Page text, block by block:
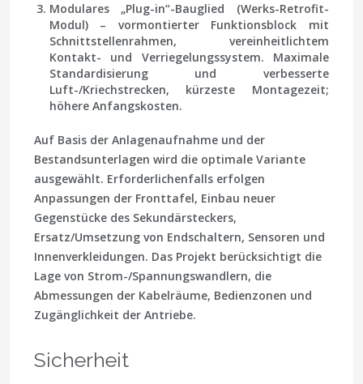
Modulares „Plug-in“-Bauglied (Werks-Retrofit-
Modul)– vormontierter Funktionsblock mit
Schnittstellenrahmen, vereinheitlichtem
Kontakt- und Verriegelungssystem. Maximale
Standardisierung und verbesserte
Luft-/Kriechstrecken, kürzeste Montagezeit;
höhere Anfangskosten.
Auf Basis der Anlagenaufnahme und der
Bestandsunterlagen wird die optimale Variante
ausgewählt. Erforderlichenfalls erfolgen
Anpassungen der Fronttafel, Einbau neuer
Gegenstücke des Sekundärsteckers,
Ersatz/Umsetzung von Endschaltern, Sensoren und
Innenverkleidungen. Das Projekt berücksichtigt die
Lage von Strom-/Spannungswandlern, die
Abmessungen der Kabelräume, Bedienzonen und
Zugänglichkeit der Antriebe.
Sicherheit